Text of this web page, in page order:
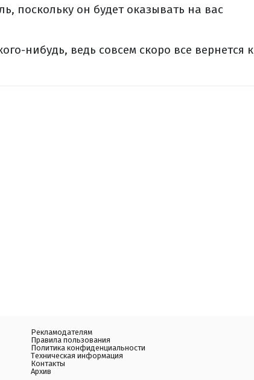
поскольку он будет оказывать на вас
нибудь, ведь совсем скоро все вернется к
Рекламодателям
Правила пользования
Политика конфиденциальности
Техническая информация
Контакты
Архив